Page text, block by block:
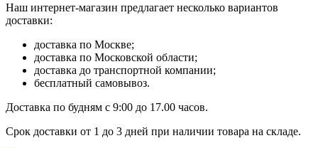
Наш интернет-магазин предлагает несколько вариантов
доставки:
доставка по Москве;
доставка по Московской области;
доставка до транспортной компании;
бесплатный самовывоз.
Доставка по будням с 9:00 до 17.00 часов.
Срок доставки от 1 до 3 дней при наличии товара на складе.